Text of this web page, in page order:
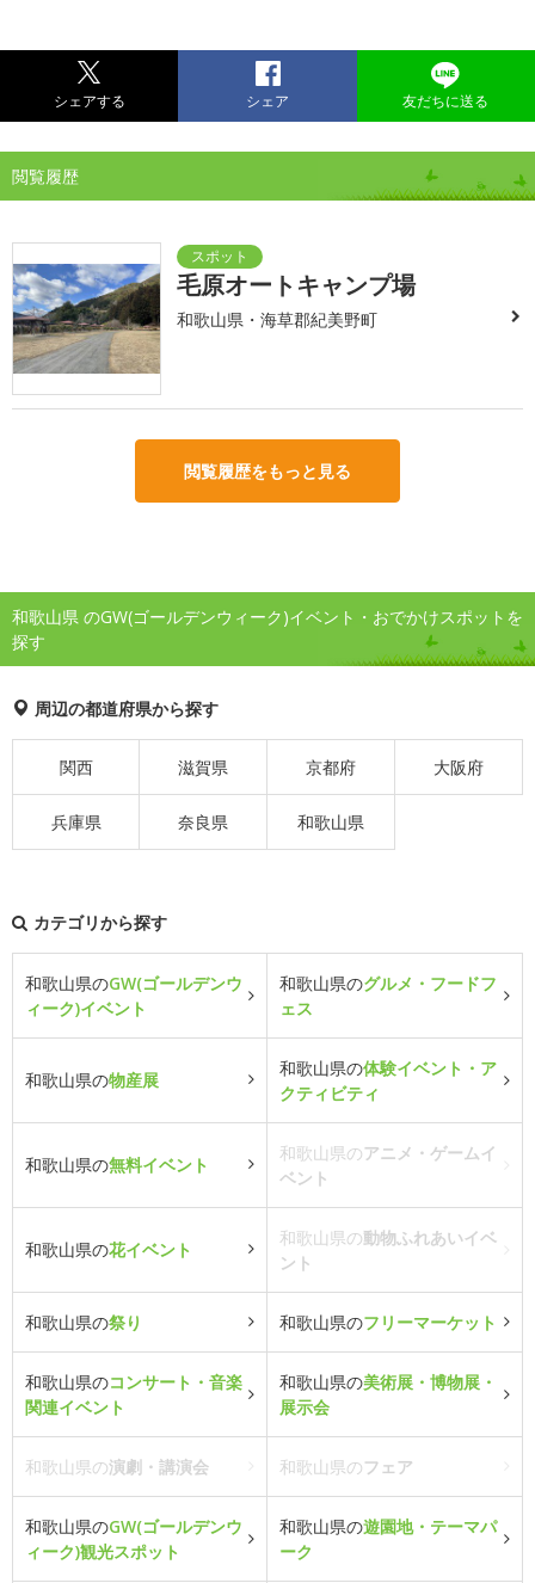
シェアする シェア 友だちに送る
閲覧履歴
毛原オートキャンプ場
和歌山県・海草郡紀美野町
閲覧履歴をもっと見る
和歌山県 のGW(ゴールデンウィーク)イベント・おでかけスポットを
探す
周辺の都道府県から探す
関西 滋賀県 京都府 大阪府
兵庫県 奈良県 和歌山県
カテゴリから探す
和歌山県のGW(ゴールデンウ
ィーク)イベント
和歌山県のグルメ・フードフ
ェス
和歌山県の物産展
和歌山県の体験イベント・ア
クティビティ
和歌山県の無料イベント
和歌山県のアニメ・ゲームイ
ベント
和歌山県の花イベント
和歌山県の動物ふれあいイベ
ント
和歌山県の祭り 和歌山県のフリーマーケット
和歌山県のコンサート・音楽
関連イベント
和歌山県の美術展・博物展・
展示会
和歌山県の演劇・講演会 和歌山県のフェア
和歌山県のGW(ゴールデンウ
ィーク)観光スポット
和歌山県の遊園地・テーマパ
ーク